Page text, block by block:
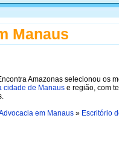
Manaus
Amazonas selecionou os
cidade de Manaus e região, com
em Manaus » Escritório